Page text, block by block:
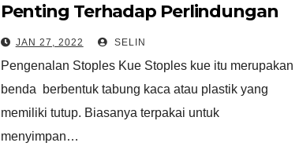
Penting Terhadap Perlindungan
Makanan
JAN 27, 2022 SELIN
Pengenalan Stoples Kue Stoples kue itu merupakan
benda berbentuk tabung kaca atau plastik yang
memiliki tutup. Biasanya terpakai untuk
menyimpan…